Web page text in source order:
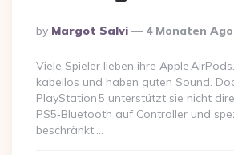
Posted
By
By Margot Salvi 4 Monaten Ago
Viele Spieler lieben ihre Apple
kabellos und haben guten Sound.
PlayStation 5 unterstützt sie nicht
PS5‑Bluetooth auf Controller und
beschränkt….